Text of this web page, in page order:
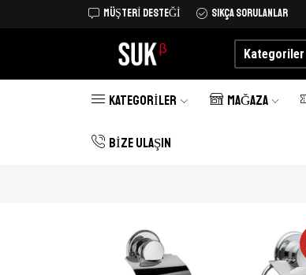
MÜŞTERI DESTEĞI SIKÇA SORULANLAR
Tüm Türkiye'ye kargo şimdi 25 TL Alışverişe Başlayın
Kategoriler
KATEGORILER MAĞAZA
BIZE ULAŞIN